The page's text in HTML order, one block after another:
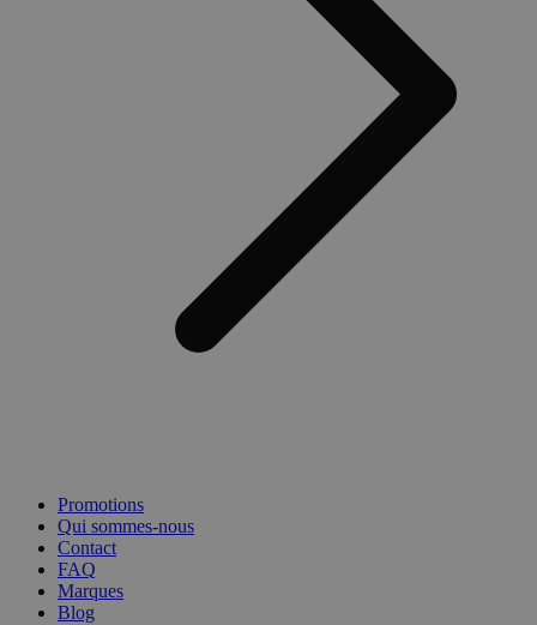
Promotions
Qui sommes-nous
Contact
FAQ
Marques
Blog